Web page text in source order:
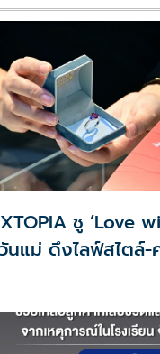
ชู ‘Love
นแม่ ดึงไลฟ์สไตล์-